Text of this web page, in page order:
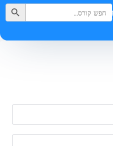
Search
for:
Search Button